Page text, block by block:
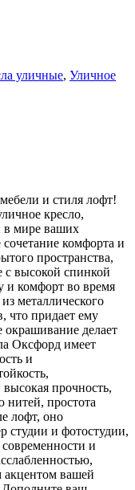
уличные, Уличное
и стиля лофт!
кресло,
в мире ваших
комфорта и
пространства,
с высокой спинкой
и комфорт во время
металлического
что придает ему
делает
Оксфорд имеет
и
высокая прочность,
нитей, простота
лофт, оно
студии и фотостудии,
и
акцентом вашей